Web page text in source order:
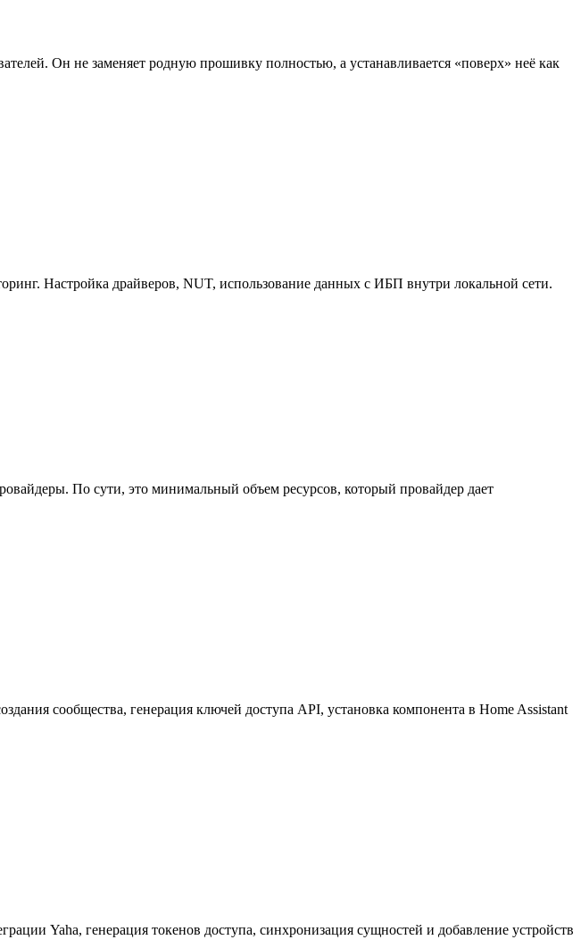
Он не заменяет родную прошивку полностью, а устанавливается «поверх» неё как
Настройка драйверов, NUT, использование данных с ИБП внутри локальной сети.
По сути, это минимальный объем ресурсов, который провайдер дает
сообщества, генерация ключей доступа API, установка компонента в Home Assistant
Yaha, генерация токенов доступа, синхронизация сущностей и добавление устройств